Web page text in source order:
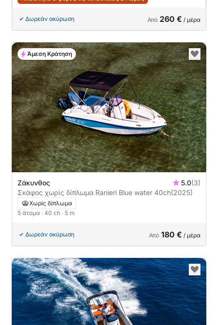
Δωρεάν ακύρωση Από 260 € / μέρα
Ζάκυνθος 5.0(3)
Σκάφος χωρίς δίπλωμα Ranieri Blue water 40ch(2025)
Χωρίς δίπλωμα
5 άτομα · 40 ch · 5 m
Δωρεάν ακύρωση Από 180 € / μέρα
Άμεση Κράτηση